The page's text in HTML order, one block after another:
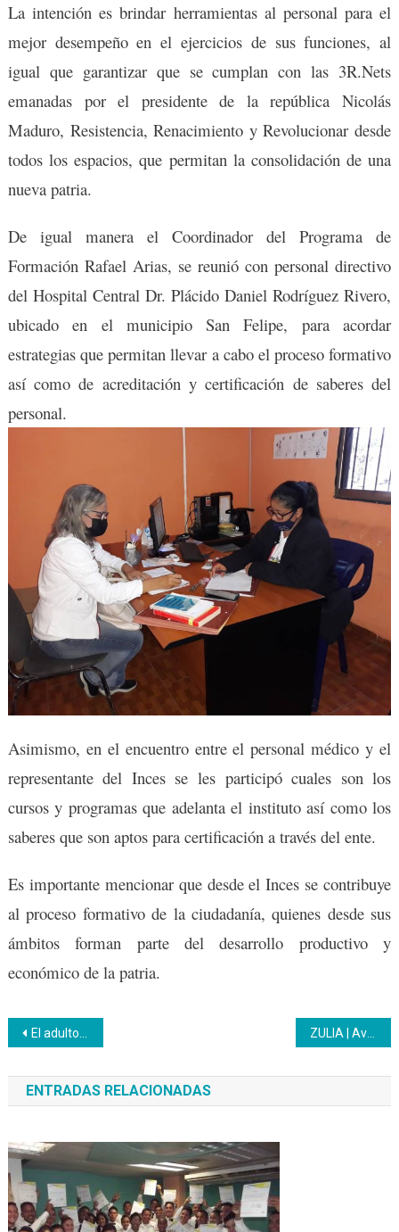
La intención es brindar herramientas al personal para el
mejor desempeño en el ejercicios de sus funciones, al
igual que garantizar que se cumplan con las 3R.Nets
emanadas por el presidente de la república Nicolás
Maduro, Resistencia, Renacimiento y Revolucionar desde
todos los espacios, que permitan la consolidación de una
nueva patria.
De igual manera el Coordinador del Programa de
Formación Rafael Arias, se reunió con personal directivo
del Hospital Central Dr. Plácido Daniel Rodríguez Rivero,
ubicado en el municipio San Felipe, para acordar
estrategias que permitan llevar a cabo el proceso formativo
así como de acreditación y certificación de saberes del
personal.
Asimismo, en el encuentro entre el personal médico y el
representante del Inces se les participó cuales son los
cursos y programas que adelanta el instituto así como los
saberes que son aptos para certificación a través del ente.
Es importante mencionar que desde el Inces se contribuye
al proceso formativo de la ciudadanía, quienes desde sus
ámbitos forman parte del desarrollo productivo y
económico de la patria.
Navegación
de
entradas
El adulto mayor como emprendedor es una realidad ZULIA | Avanzan labores de mantenimiento y embellecimiento de la sede del Inces en Cabimas
ENTRADAS RELACIONADAS